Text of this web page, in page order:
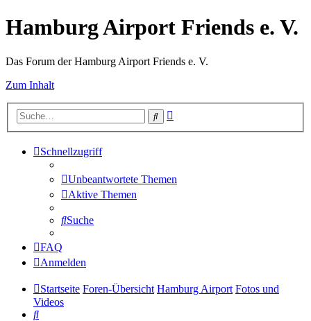
Hamburg Airport Friends e. V.
Das Forum der Hamburg Airport Friends e. V.
Zum Inhalt
Suche
Schnellzugriff
Unbeantwortete Themen
Aktive Themen
Suche
FAQ
Anmelden
Startseite Foren-Übersicht Hamburg Airport Fotos und
Videos
Suche